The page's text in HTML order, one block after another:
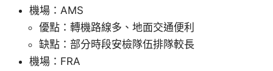
機場：AMS
優點：轉機路線多、地面交通便利
缺點：部分時段安檢隊伍排隊較長
機場：FRA